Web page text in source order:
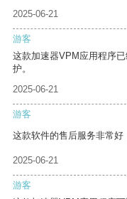
2025-06-21
游客
这款加速器VPM应用程序
护。
2025-06-21
游客
这款软件的售后服务非常好
2025-06-21
游客